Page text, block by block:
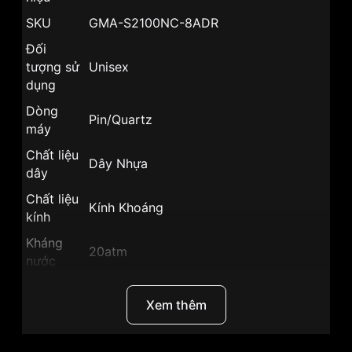
SKU
GMA-S2100NC-8ADR
Đối
tượng sử
dụng
Unisex
Dòng
máy
Pin/Quartz
Chất liệu
dây
Dây Nhựa
Chất liệu
kính
Kính Khoáng
Kháng
nước
20atm
Xem thêm